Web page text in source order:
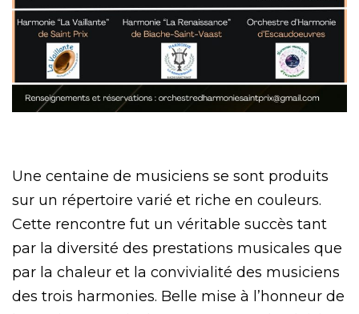
Une centaine de musiciens se sont produits
sur un répertoire varié et riche en couleurs.
Cette rencontre fut un véritable succès tant
par la diversité des prestations musicales que
par la chaleur et la convivialité des musiciens
des trois harmonies. Belle mise à l’honneur de